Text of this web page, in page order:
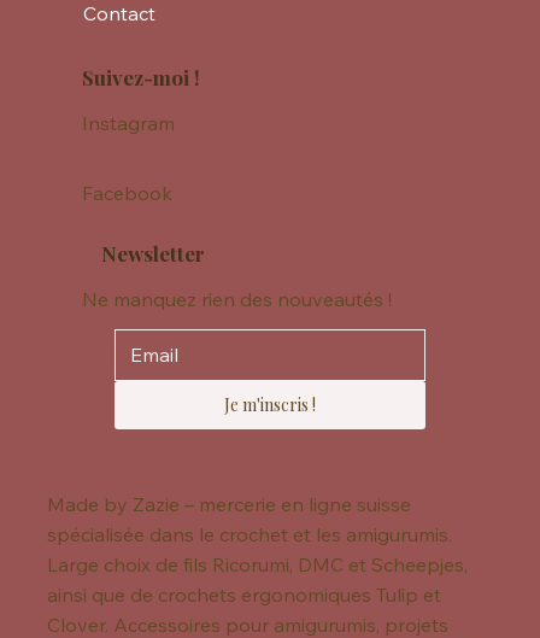
Contact
Suivez-moi !
Instagram
Facebook
Newsletter
Ne manquez rien des nouveautés !
Je m'inscris !
Made by Zazie – mercerie en ligne suisse
spécialisée dans le crochet et les amigurumis.
Large choix de fils Ricorumi, DMC et Scheepjes,
ainsi que de crochets ergonomiques Tulip et
Clover. Accessoires pour amigurumis, projets